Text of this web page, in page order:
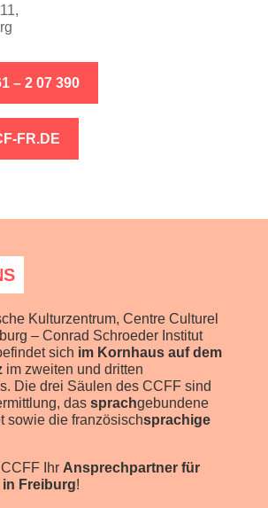
– 2 07 390
FR.DE
Kulturzentrum, Centre Culturel
– Conrad Schroeder Institut
sich im Kornhaus auf dem
im zweiten und dritten
Die drei Säulen des CCFF sind
das sprachgebundene
sowie die französischsprachige
Ihr Ansprechpartner für
Freiburg!